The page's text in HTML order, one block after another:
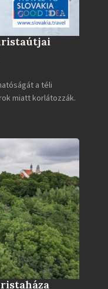
a téli
miatt korlátozzák.